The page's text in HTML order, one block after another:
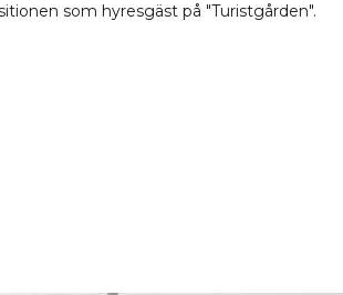
som hyresgäst på "Turistgården".